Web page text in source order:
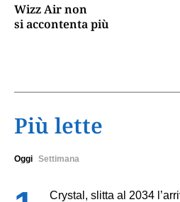
Wizz Air non
si accontenta più
Più lette
Oggi Settimana
Crystal, slitta al 2034